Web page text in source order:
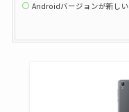
Androidバージョンが新しい